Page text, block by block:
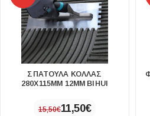
ΣΠΑΤΟΥΛΑ ΚΟΛΛΑΣ
280X115MM 12MM BIHUI
15,50€11,50€